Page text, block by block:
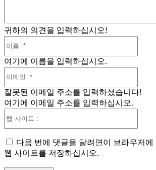
귀하의 의견을 입력하십시오!
여기에 이름을 입력하십시오.
일
잘못된 이메일 주소를 입력하셨습니다!
여기에 이메일 주소를 입력하십시오.
트
다음 번에 댓글을 달려면이 브라우저에
웹 사이트를 저장하십시오.